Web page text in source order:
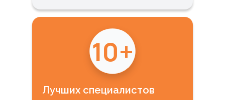
Лучших специалистов
10+